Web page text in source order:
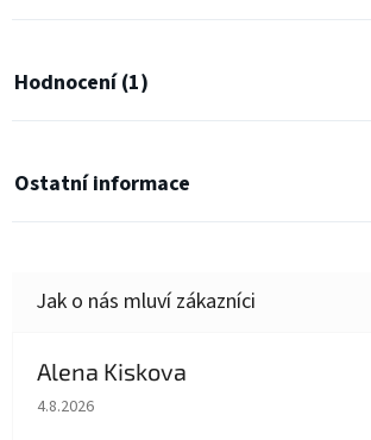
Hodnocení (1)
Ostatní informace
Alena Kiskova
Hodnocení obchodu je 5 z 5 hvězdiček.
4.8.2026